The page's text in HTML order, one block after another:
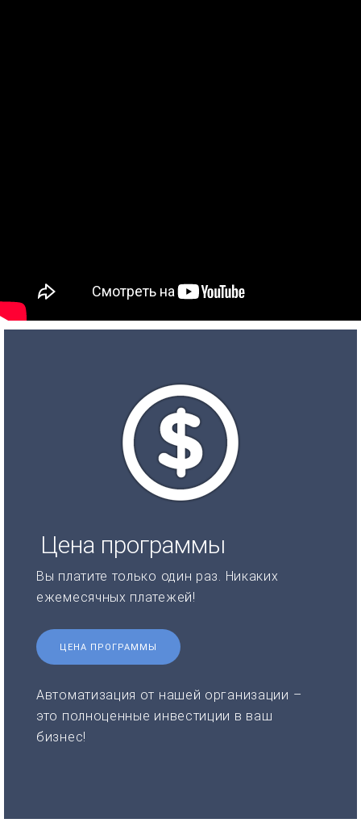
Цена программы
Вы платите только один раз. Никаких
ежемесячных платежей!
ЦЕНА ПРОГРАММЫ
Автоматизация от нашей организации –
это полноценные инвестиции в ваш
бизнес!